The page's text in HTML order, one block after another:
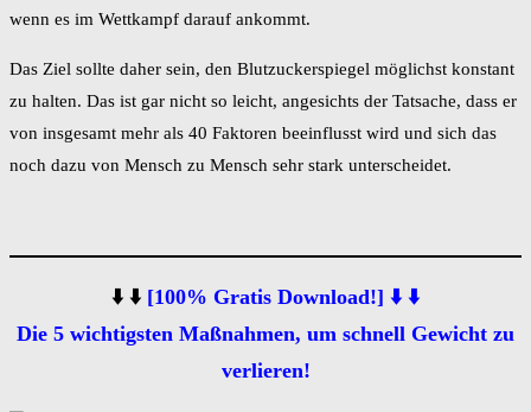
wenn es im Wettkampf darauf ankommt.
Das Ziel sollte daher sein, den Blutzuckerspiegel möglichst konstant
zu halten. Das ist gar nicht so leicht, angesichts der Tatsache, dass er
von insgesamt mehr als 40 Faktoren beeinflusst wird und sich das
noch dazu von Mensch zu Mensch sehr stark unterscheidet.
⬇️ ⬇️ [100% Gratis Download!] ⬇️ ⬇️
Die 5 wichtigsten Maßnahmen, um schnell Gewicht zu
verlieren!